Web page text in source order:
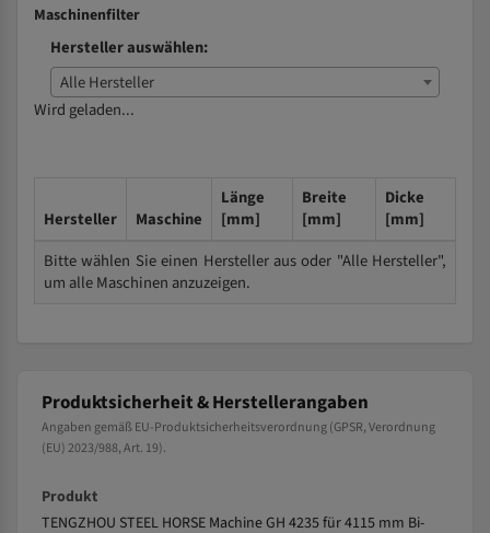
Maschinenfilter
Hersteller auswählen:
Alle Hersteller
Wird geladen...
Hersteller Maschine
Länge
[mm]
Breite
[mm]
Dicke
[mm]
Bitte wählen Sie einen Hersteller aus oder "Alle Hersteller",
um alle Maschinen anzuzeigen.
Produktsicherheit & Herstellerangaben
Angaben gemäß EU-Produktsicherheitsverordnung (GPSR, Verordnung
(EU) 2023/988, Art. 19).
Produkt
TENGZHOU STEEL HORSE Machine GH 4235 für 4115 mm Bi-